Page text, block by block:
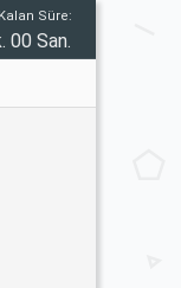
Süre:
00 San.